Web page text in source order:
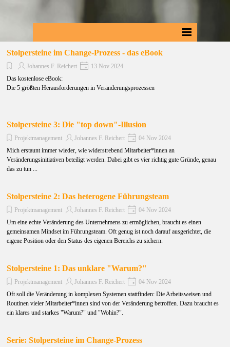
Stolpersteine im Change-Prozess - das eBook
Johannes F. Reichert
13 Nov 2024
Das kostenlose eBook:
Die 5 größten Herausforderungen in Veränderungsprozessen
Stolpersteine 3: Die "top down"-Illusion
Projektmanagement Johannes F. Reichert
04 Nov 2024
Mich erstaunt immer wieder, wie widerstrebend Mitarbeiter*innen an
Veränderungsinitiativen beteiligt werden. Dabei gibt es vier richtig gute Gründe, genau
das zu tun ...
Stolpersteine 2: Das heterogene Führungsteam
Projektmanagement Johannes F. Reichert
04 Nov 2024
Um eine echte Veränderung des Unternehmens zu ermöglichen, braucht es einen
gemeinsamen Mindset im Führungsteam. Oft genug ist noch darauf ausgerichtet, die
eigene Position oder den Status des eigenen Bereichs zu sichern.
Stolpersteine 1: Das unklare "Warum?"
Projektmanagement Johannes F. Reichert
04 Nov 2024
Oft soll die Veränderung in komplexen Systemen stattfinden: Die Arbeitsweisen und
Routinen vieler Mitarbeiter*innen sind von der Veränderung betroffen. Dazu braucht es
ein klares und starkes "Warum?" und "Wohin?".
Serie: Stolpersteine im Change-Prozess